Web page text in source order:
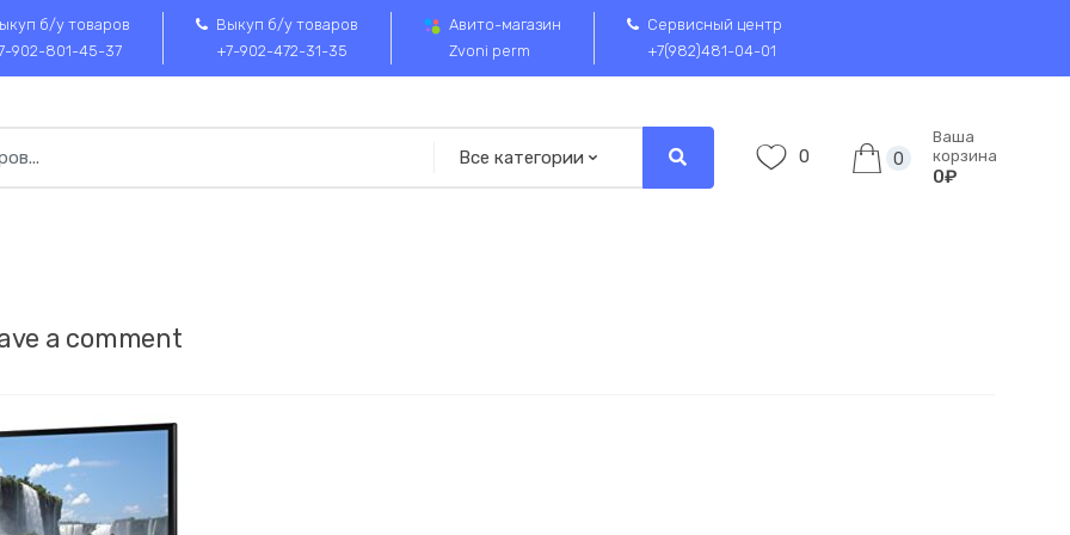
б/у товаров
902-801-45-37
Выкуп б/у товаров
+7-902-472-31-35
Авито-магазин
Zvoni perm
Сервисный центр
+7(982)481-04-01
0 0
Ваша
корзина
0₽
a comment